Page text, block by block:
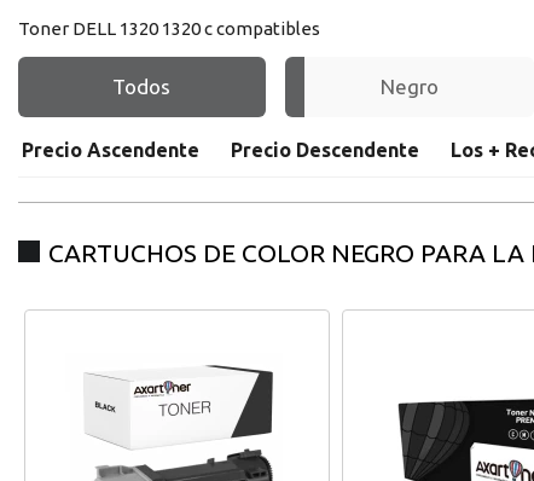
registro
Toner DELL 1320 1320 c compatibles
Todos Negro
Precio Ascendente Precio Descendente Los +
CARTUCHOS DE COLOR NEGRO PARA LA